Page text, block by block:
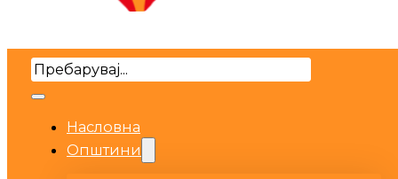
Search
Насловна
Општини